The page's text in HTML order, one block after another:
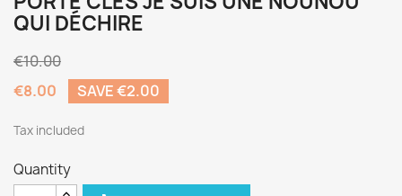
QUI DÉCHIRE
€10.00
€8.00
SAVE €2.00
Tax included
Quantity